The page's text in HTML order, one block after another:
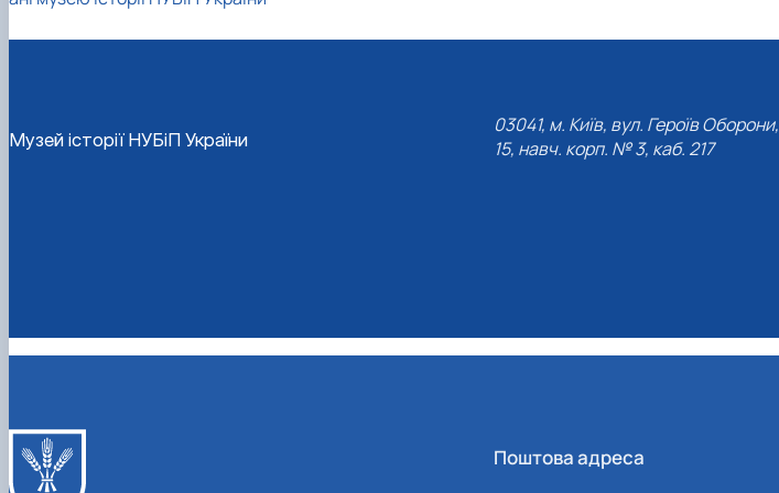
Музей історії НУБіП України
03041, м. Київ, вул. Героїв Оборони,
15, навч. корп. № 3, каб. 217
Поштова адреса